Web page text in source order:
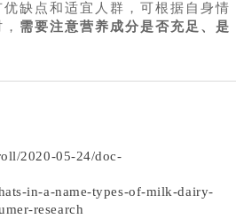
缺点和适宜人群，可根据自身情
需要注意营养成分是否充足、是
2020-05-24/doc-
in-a-name-types-of-milk-dairy-
research